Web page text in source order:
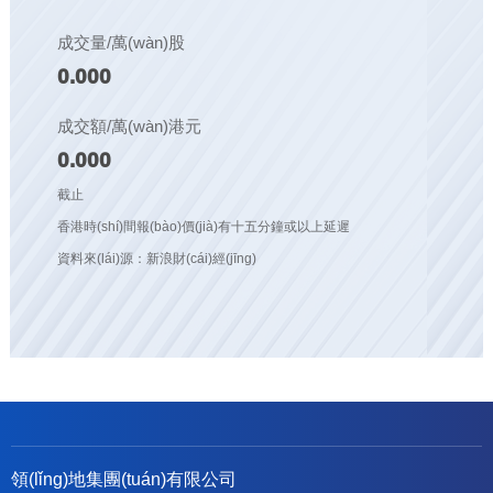
成交量/萬(wàn)股
0.000
成交額/萬(wàn)港元
0.000
截止
香港時(shí)間報(bào)價(jià)有十五分鐘或以上延遲
資料來(lái)源：新浪財(cái)經(jīng)
領(lǐng)地集團(tuán)有限公司